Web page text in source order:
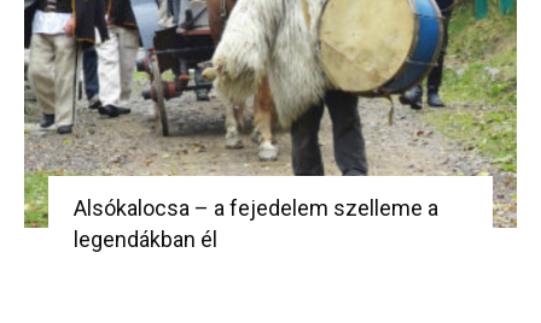
Alsókalocsa – a fejedelem szelleme a
legendákban él